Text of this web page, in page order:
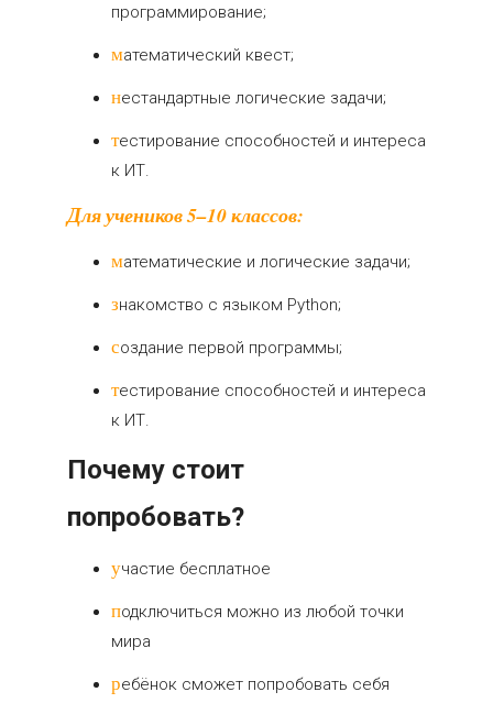
программирование;
математический квест;
нестандартные логические задачи;
тестирование способностей и интереса
к ИТ.
Для учеников 5–10 классов:
математические и логические задачи;
знакомство с языком Python;
создание первой программы;
тестирование способностей и интереса
к ИТ.
Почему стоит
попробовать?
участие бесплатное
подключиться можно из любой точки
мира
ребёнок сможет попробовать себя